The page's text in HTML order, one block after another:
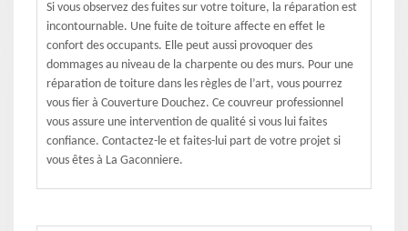
Si vous observez des fuites sur votre toiture, la réparation est
incontournable. Une fuite de toiture affecte en effet le
confort des occupants. Elle peut aussi provoquer des
dommages au niveau de la charpente ou des murs. Pour une
réparation de toiture dans les règles de l’art, vous pourrez
vous fier à Couverture Douchez. Ce couvreur professionnel
vous assure une intervention de qualité si vous lui faites
confiance. Contactez-le et faites-lui part de votre projet si
vous êtes à La Gaconniere.